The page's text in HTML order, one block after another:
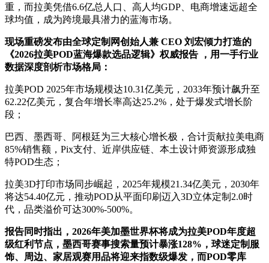
重，而拉美凭借6.6亿总人口、高人均GDP、电商增速远超全
球均值，成为跨境最具潜力的蓝海市场。
现场重磅发布由全球定制网创始人兼 CEO 刘宏倾力打造的
《2026拉美POD蓝海爆款选品逻辑》权威报告 ，用一手行业
数据深度剖析市场格局：
拉美POD 2025年市场规模达10.31亿美元，2033年预计飙升至
62.22亿美元，复合年增长率高达25.2%，处于爆发式增长阶
段；
巴西、墨西哥、阿根廷为三大核心增长极，合计贡献拉美电商
85%销售额，Pix支付、近岸供应链、本土设计师资源形成独
特POD生态；
拉美3D打印市场同步崛起，2025年规模21.34亿美元，2030年
将达54.40亿元，推动POD从平面印刷迈入3D立体定制2.0时
代，品类溢价可达300%-500%。
报告同时指出，2026年美加墨世界杯将成为拉美POD年度超
级红利节点，墨西哥赛事搜索量预计暴涨128%，球迷定制服
饰、周边、家居观赛用品将迎来指数级爆发，而POD零库